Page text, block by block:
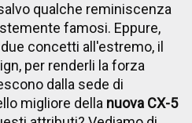
qualche reminiscenza
famosi. Eppure,
concetti all'estremo, il
per renderli la forza
dalla sede di
migliore della nuova CX-5